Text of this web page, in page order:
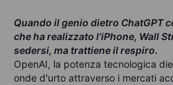
Quando il genio dietro ChatGPT
che ha realizzato l'iPhone, Wall
sedersi, ma trattiene il respiro.
OpenAI, la potenza tecnologica
onde d'urto attraverso i mercati